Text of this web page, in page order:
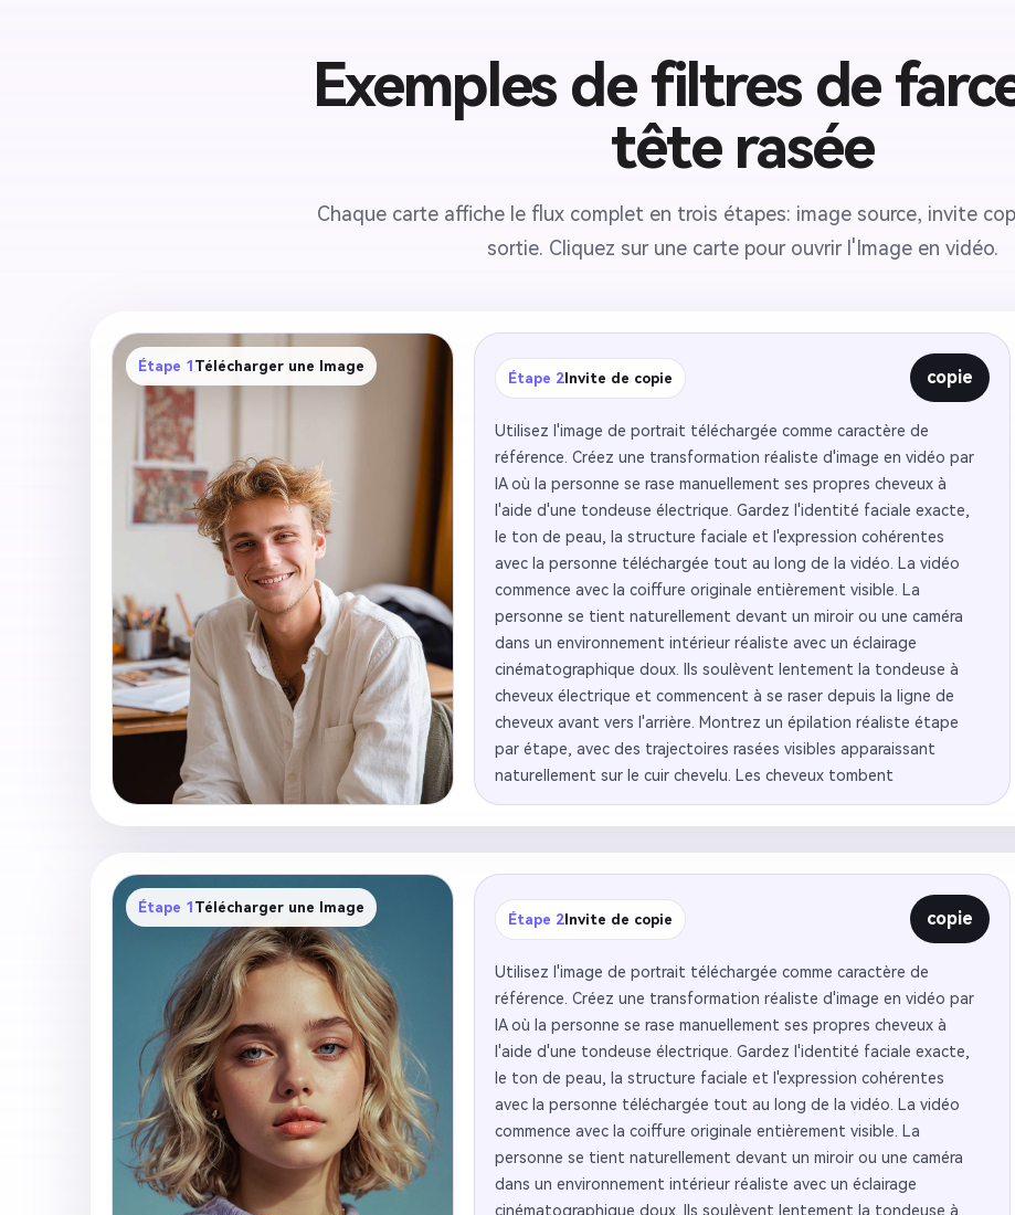
Exemples de filtres de
tête rasée
Chaque carte affiche le flux complet en trois étapes: image source, invite
sortie. Cliquez sur une carte pour ouvrir l'Image en vidéo.
Étape 1 Télécharger une Image
Étape 2Invite de copie copie
Utilisez l'image de portrait téléchargée comme caractère de
référence. Créez une transformation réaliste d'image en vidéo par
IA où la personne se rase manuellement ses propres cheveux à
l'aide d'une tondeuse électrique. Gardez l'identité faciale exacte,
le ton de peau, la structure faciale et l'expression cohérentes
avec la personne téléchargée tout au long de la vidéo. La vidéo
commence avec la coiffure originale entièrement visible. La
personne se tient naturellement devant un miroir ou une caméra
dans un environnement intérieur réaliste avec un éclairage
cinématographique doux. Ils soulèvent lentement la tondeuse à
cheveux électrique et commencent à se raser depuis la ligne de
cheveux avant vers l'arrière. Montrez un épilation réaliste étape
par étape, avec des trajectoires rasées visibles apparaissant
naturellement sur le cuir chevelu. Les cheveux tombent
progressivement en petits brins et particules. Incluez des plans
rapprochés de la tondeuse se déplaçant à travers la tête, une
révélation réaliste de la texture du cuir chevelu, un mouvement
mouvement doux de la caméra cinématographique, un léger
réalisme portable, une profondeur de champ douce, une énergie
de transformation virale TikTok et des coupes synchronisées au
rythme. Gardez le mouvement fluide et très réaliste. La scène
expression confiante et un éclairage cinématographique propre.
Ultra réaliste, esthétique cinématographique des médias sociaux,
l'IA en douceur, texture naturelle de la peau, vidéo verticale 9:16,
Étape 1 Télécharger une Image
Étape 2Invite de copie copie
Utilisez l'image de portrait téléchargée comme caractère de
référence. Créez une transformation réaliste d'image en vidéo par
IA où la personne se rase manuellement ses propres cheveux à
l'aide d'une tondeuse électrique. Gardez l'identité faciale exacte,
le ton de peau, la structure faciale et l'expression cohérentes
avec la personne téléchargée tout au long de la vidéo. La vidéo
commence avec la coiffure originale entièrement visible. La
personne se tient naturellement devant un miroir ou une caméra
dans un environnement intérieur réaliste avec un éclairage
cinématographique doux. Ils soulèvent lentement la tondeuse à